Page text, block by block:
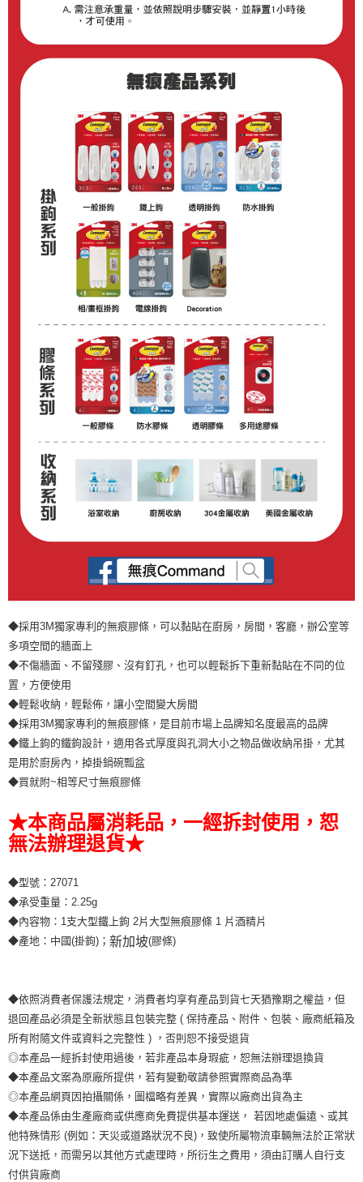
◆採用3M獨家專利的無痕膠條，可以黏貼在廚房，房間，客廳，辦公室等
多項空間的牆面上
◆不傷牆面、不留殘膠、沒有釘孔，也可以輕鬆拆下重新黏貼在不同的位
置，方便使用
◆輕鬆收納，輕鬆佈，讓小空間變大房間
◆採用3M獨家專利的無痕膠條，是目前市場上品牌知名度最高的品牌
◆鐵上鉤的鐵鉤設計，適用各式厚度與孔洞大小之物品做收納吊掛，尤其
是用於廚房內，掉掛鍋碗瓢盆
◆買就附~相等尺寸無痕膠條
★本商品屬消耗品，一經拆封使用，恕
無法辦理退貨★
◆型號：27071
◆承受重量：2.25g
◆內容物：1支大型鐵上鉤 2片大型無痕膠條 1 片酒精片
◆產地：中國(掛鉤)； 新加坡(膠條)
◆依照消費者保護法規定，消費者均享有產品到貨七天猶豫期之權益，但
退回產品必須是全新狀態且包裝完整 ( 保持產品、附件、包裝、廠商紙箱及
所有附隨文件或資料之完整性 ) ，否則恕不接受退貨
◎本產品一經拆封使用過後，若非產品本身瑕疵，恕無法辦理退換貨
◆本產品文案為原廠所提供，若有變動敬請參照實際商品為準
◎本產品網頁因拍攝關係，圖檔略有差異，實際以廠商出貨為主
◆本產品係由生產廠商或供應商免費提供基本運送， 若因地處偏遠、或其
他特殊情形 (例如：天災或道路狀況不良)，致使所屬物流車輛無法於正常狀
況下送抵，而需另以其他方式處理時，所衍生之費用，須由訂購人自行支
付供貨廠商